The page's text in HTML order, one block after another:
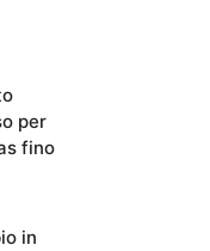
per
fino
in